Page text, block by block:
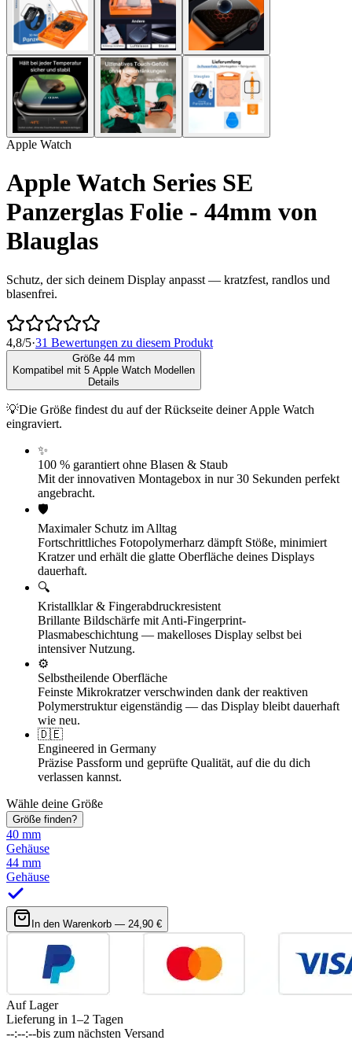
Apple Watch
Apple Watch Series SE
Panzerglas Folie - 44mm von
Blauglas
Schutz, der sich deinem Display anpasst — kratzfest, randlos und
blasenfrei.
4,8/5·31 Bewertungen zu diesem Produkt
Größe 44 mm
Kompatibel mit 5 Apple Watch Modellen
Details
💡Die Größe findest du auf der Rückseite deiner Apple Watch
eingraviert.
✨
100 % garantiert ohne Blasen & Staub
Mit der innovativen Montagebox in nur 30 Sekunden perfekt
angebracht.
🛡️
Maximaler Schutz im Alltag
Fortschrittliches Fotopolymerharz dämpft Stöße, minimiert
Kratzer und erhält die glatte Oberfläche deines Displays
dauerhaft.
🔍
Kristallklar & Fingerabdruckresistent
Brillante Bildschärfe mit Anti-Fingerprint-
Plasmabeschichtung — makelloses Display selbst bei
intensiver Nutzung.
⚙️
Selbstheilende Oberfläche
Feinste Mikrokratzer verschwinden dank der reaktiven
Polymerstruktur eigenständig — das Display bleibt dauerhaft
wie neu.
🇩🇪
Engineered in Germany
Präzise Passform und geprüfte Qualität, auf die du dich
verlassen kannst.
Wähle deine Größe
Größe finden?
40 mm
Gehäuse
44 mm
Gehäuse
In den Warenkorb — 24,90 €
Auf Lager
Lieferung in 1–2 Tagen
--:--:--bis zum nächsten Versand